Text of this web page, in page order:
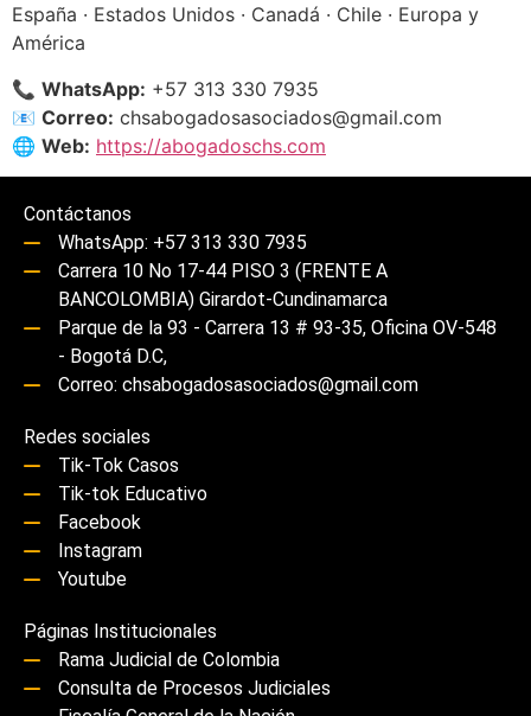
España · Estados Unidos · Canadá · Chile · Europa y
América
📞 WhatsApp: +57 313 330 7935
📧 Correo: chsabogadosasociados@gmail.com
🌐 Web: https://abogadoschs.com
Contáctanos
WhatsApp: +57 313 330 7935
Carrera 10 No 17-44 PISO 3 (FRENTE A
BANCOLOMBIA) Girardot-Cundinamarca
Parque de la 93 - Carrera 13 # 93-35, Oficina OV-548
- Bogotá D.C,
Correo: chsabogadosasociados@gmail.com
Redes sociales
Tik-Tok Casos
Tik-tok Educativo
Facebook
Instagram
Youtube
Páginas Institucionales
Rama Judicial de Colombia
Consulta de Procesos Judiciales